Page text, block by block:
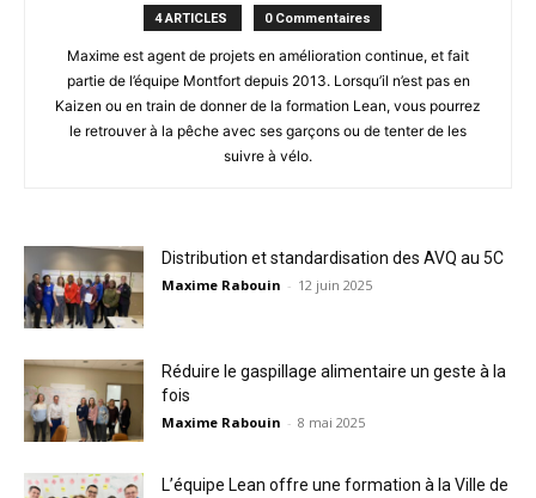
4 ARTICLES 0 Commentaires
Maxime est agent de projets en amélioration continue, et fait
partie de l’équipe Montfort depuis 2013. Lorsqu’il n’est pas en
Kaizen ou en train de donner de la formation Lean, vous pourrez
le retrouver à la pêche avec ses garçons ou de tenter de les
suivre à vélo.
Distribution et standardisation des AVQ au 5C
Maxime Rabouin - 12 juin 2025
Réduire le gaspillage alimentaire un geste à la
fois
Maxime Rabouin - 8 mai 2025
L’équipe Lean offre une formation à la Ville de